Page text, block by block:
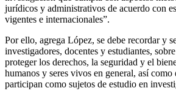
jurídicos y administrativos de acuerdo con
vigentes e internacionales”.
Por ello, agrega López, se debe recordar y
investigadores, docentes y estudiantes,
proteger los derechos, la seguridad y el
humanos y seres vivos en general, así
participan como sujetos de estudio en